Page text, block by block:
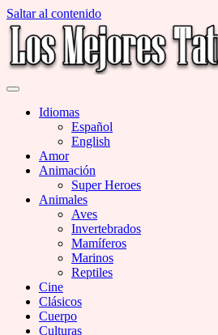
Saltar al contenido
Miles de Imágenes de Tatuajes en Galerías
Idiomas
Español
English
Amor
Animación
Super Heroes
Animales
Aves
Invertebrados
Mamíferos
Marinos
Reptiles
Cine
Clásicos
Cuerpo
Culturas